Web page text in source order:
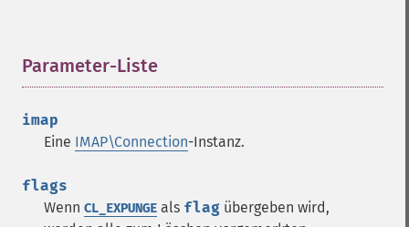
Parameter-Liste
imap
Eine IMAP\Connection-Instanz.
flags
Wenn CL_EXPUNGE als flag übergeben wird,